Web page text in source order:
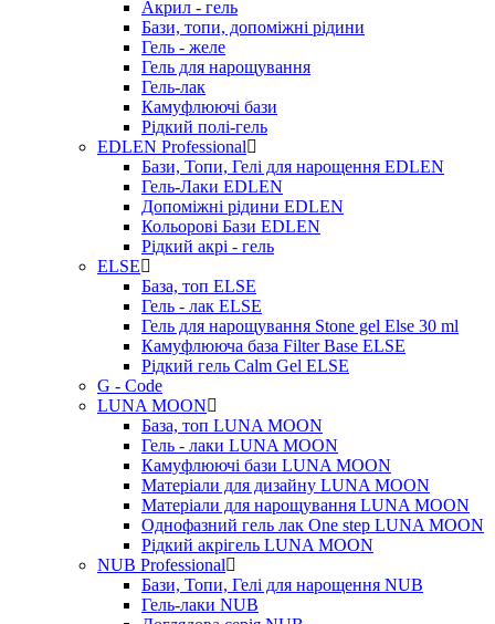
Акрил - гель
Бази, топи, допоміжні рідини
Гель - желе
Гель для нарощування
Гель-лак
Камуфлюючі бази
Рідкий полі-гель
EDLEN Professional
Бази, Топи, Гелі для нарощення EDLEN
Гель-Лаки EDLEN
Допоміжні рідини EDLEN
Кольорові Бази EDLEN
Рідкий акрі - гель
ELSE
База, топ ELSE
Гель - лак ELSE
Гель для нарощування Stone gel Else 30 ml
Камуфлююча база Filter Base ELSE
Рідкий гель Calm Gel ELSE
G - Code
LUNA MOON
База, топ LUNA MOON
Гель - лаки LUNA MOON
Камуфлюючі бази LUNA MOON
Матеріали для дизайну LUNA MOON
Матеріали для нарощування LUNA MOON
Однофазний гель лак One step LUNA MOON
Рідкий акрігель LUNA MOON
NUB Professional
Бази, Топи, Гелі для нарощення NUB
Гель-лаки NUB